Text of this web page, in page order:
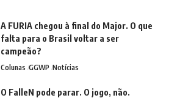
A FURIA chegou à final do Major. O que
falta para o Brasil voltar a ser
campeão?
Colunas GGWP Notícias
O FalleN pode parar. O jogo, não.